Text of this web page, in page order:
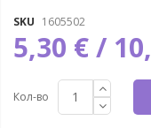
SKU 1605502
5,30 € /
Кол-во